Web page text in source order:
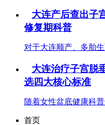
大连产后查出子
修复期科普
对于大连顺产、多胎
大连治疗子宫脱
选四大核心标准
随着女性盆底健康科
首页